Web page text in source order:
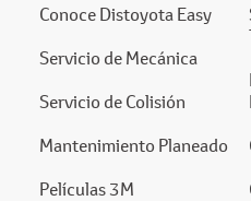
Conoce Distoyota Easy
Servicio de Mecánica
Servicio de Colisión
Mantenimiento Planeado
Películas 3M